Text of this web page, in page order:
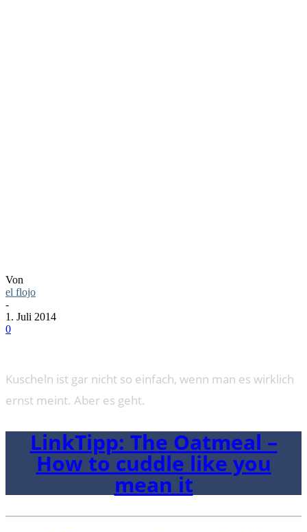
Von
el flojo
-
1. Juli 2014
0
Kuscheln ist gar nicht so einfach, wenn man es wirklich
ernst meint. Aber es geht.
LinkTipp: The Oatmeal –
How to cuddle like you
mean it